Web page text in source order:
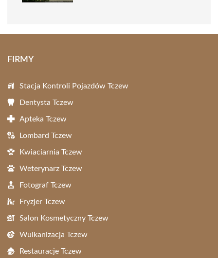
FIRMY
Stacja Kontroli Pojazdów Tczew
Dentysta Tczew
Apteka Tczew
Lombard Tczew
Kwiaciarnia Tczew
Weterynarz Tczew
Fotograf Tczew
Fryzjer Tczew
Salon Kosmetyczny Tczew
Wulkanizacja Tczew
Restauracje Tczew